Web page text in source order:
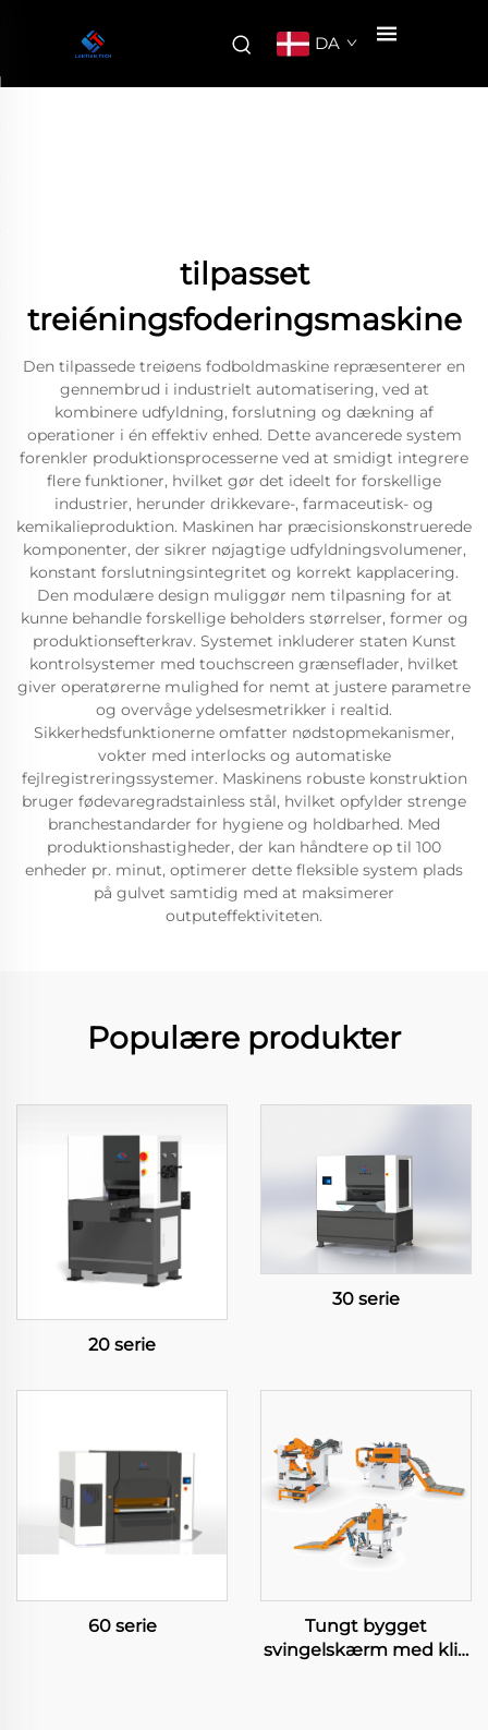
DA
tilpasset
treiéningsfoderingsmaskine
Den tilpassede treiøens fodboldmaskine repræsenterer en
gennembrud i industrielt automatisering, ved at
kombinere udfyldning, forslutning og dækning af
operationer i én effektiv enhed. Dette avancerede system
forenkler produktionsprocesserne ved at smidigt integrere
flere funktioner, hvilket gør det ideelt for forskellige
industrier, herunder drikkevare-, farmaceutisk- og
kemikalieproduktion. Maskinen har præcisionskonstruerede
komponenter, der sikrer nøjagtige udfyldningsvolumener,
konstant forslutningsintegritet og korrekt kapplacering.
Den modulære design muliggør nem tilpasning for at
kunne behandle forskellige beholders størrelser, former og
produktionsefterkrav. Systemet inkluderer staten Kunst
kontrolsystemer med touchscreen grænseflader, hvilket
giver operatørerne mulighed for nemt at justere parametre
og overvåge ydelsesmetrikker i realtid.
Sikkerhedsfunktionerne omfatter nødstopmekanismer,
vokter med interlocks og automatiske
fejlregistreringssystemer. Maskinens robuste konstruktion
bruger fødevaregradstainless stål, hvilket opfylder strenge
branchestandarder for hygiene og holdbarhed. Med
produktionshastigheder, der kan håndtere op til 100
enheder pr. minut, optimerer dette fleksible system plads
på gulvet samtidig med at maksimerer
outputeffektiviteten.
Populære produkter
20 serie
30 serie
60 serie
Tungt bygget
svingelskærm med klip